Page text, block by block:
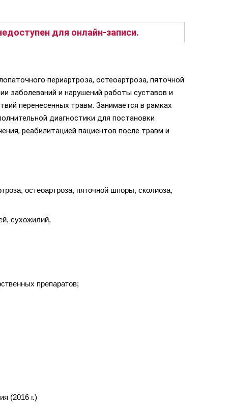
для онлайн-записи.
периартроза, остеоартроза, пяточной
заболеваний и нарушений работы суставов и
перенесенных травм. Занимается в рамках
диагностики для постановки
реабилитацией пациентов после травм и
остеоартроза, пяточной шпоры, сколиоза,
сухожилий,
препаратов;
(2016 г.)